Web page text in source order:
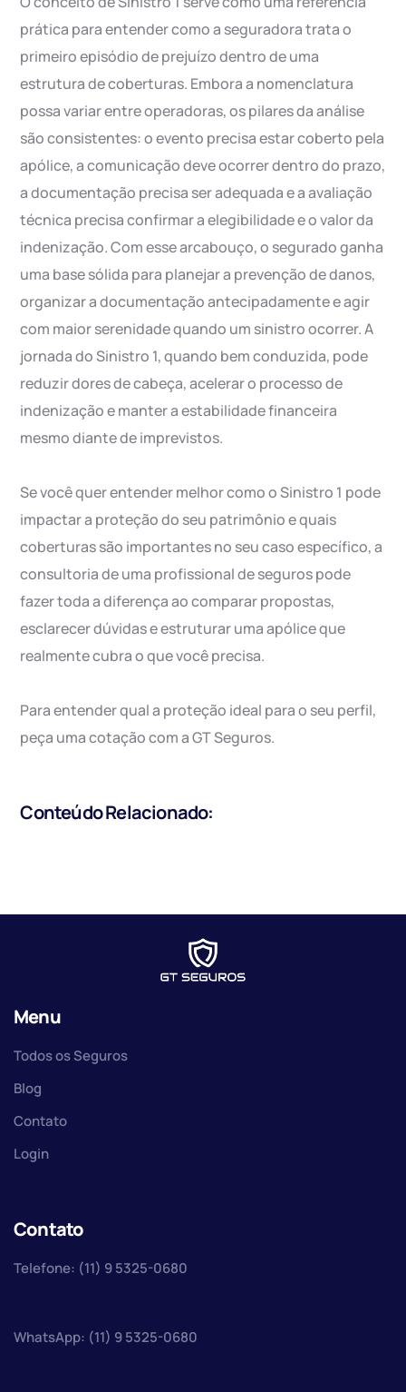
prática para entender como a seguradora trata o
primeiro episódio de prejuízo dentro de uma
estrutura de coberturas. Embora a nomenclatura
possa variar entre operadoras, os pilares da análise
são consistentes: o evento precisa estar coberto pela
apólice, a comunicação deve ocorrer dentro do prazo,
a documentação precisa ser adequada e a avaliação
técnica precisa confirmar a elegibilidade e o valor da
indenização. Com esse arcabouço, o segurado ganha
uma base sólida para planejar a prevenção de danos,
organizar a documentação antecipadamente e agir
com maior serenidade quando um sinistro ocorrer. A
jornada do Sinistro 1, quando bem conduzida, pode
reduzir dores de cabeça, acelerar o processo de
indenização e manter a estabilidade financeira
mesmo diante de imprevistos.
Se você quer entender melhor como o Sinistro 1 pode
impactar a proteção do seu patrimônio e quais
coberturas são importantes no seu caso específico, a
consultoria de uma profissional de seguros pode
fazer toda a diferença ao comparar propostas,
esclarecer dúvidas e estruturar uma apólice que
realmente cubra o que você precisa.
Para entender qual a proteção ideal para o seu perfil,
peça uma cotação com a GT Seguros.
Conteúdo Relacionado:
Menu
Todos os Seguros
Blog
Contato
Login
Contato
Telefone: (11) 9 5325-0680
WhatsApp: (11) 9 5325-0680